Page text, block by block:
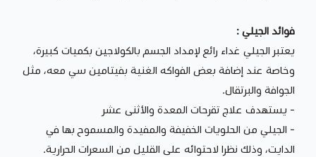
فوائد الجيلي :
يعتبر الجيلي غداء رائع لإمداد الجسم بالكولاجين بكميات كبيرة،
وخاصة عند إضافة بعض الفواكه الغنية بفيتامين سي معه، مثل
الجوافة والبرتقال.
- يستهدف علاج تقرحات المعدة والأثنى عشر
- الجيلي من الحلويات الخفيفة والمفيدة والمسموح بها في
الدايت، وذلك نظرا لاحتوائه على القليل من السعرات الحرارية.